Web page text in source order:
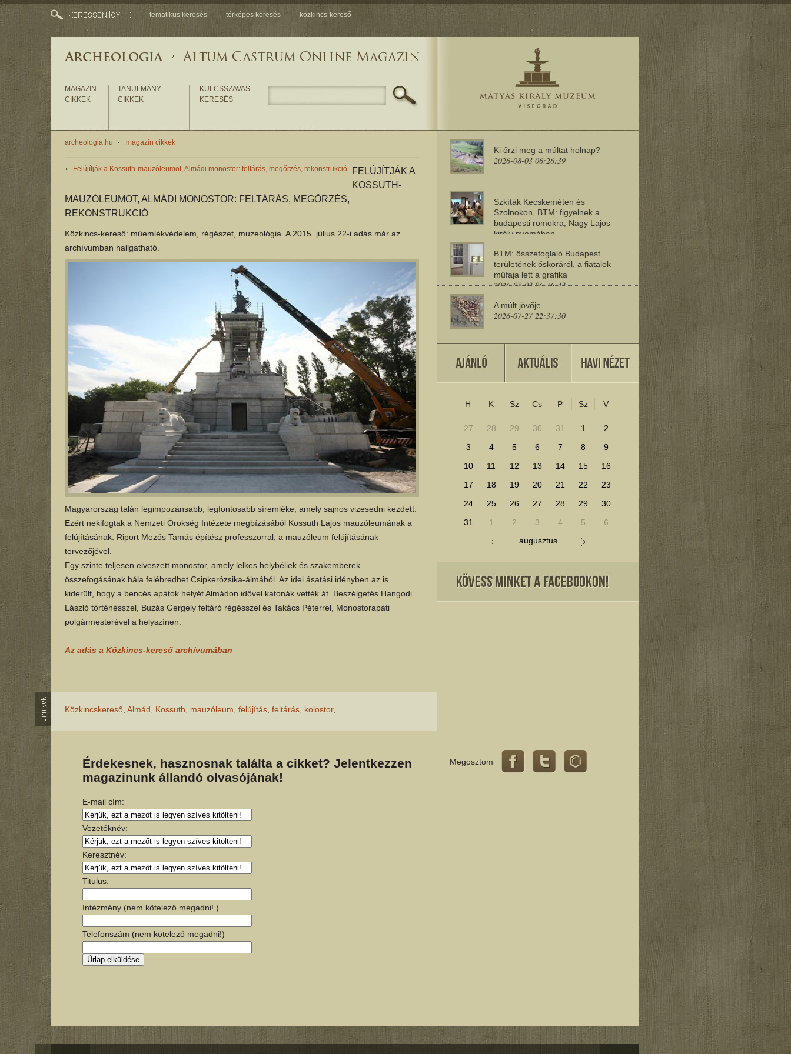
tematikus keresés térképes keresés közkincs-kereső
MAGAZIN
CIKKEK
TANULMÁNY
CIKKEK
KULCSSZAVAS
KERESÉS
archeologia.hu magazin cikkek
Felújítják a Kossuth-mauzóleumot, Almádi monostor: feltárás, megőrzés, rekonstrukció
FELÚJÍTJÁK A
KOSSUTH-
MAUZÓLEUMOT, ALMÁDI MONOSTOR: FELTÁRÁS, MEGŐRZÉS,
REKONSTRUKCIÓ
Közkincs-kereső: műemlékvédelem, régészet, muzeológia. A 2015. július 22-i adás már az
archívumban hallgatható.
Magyarország talán legimpozánsabb, legfontosabb síremléke, amely sajnos vizesedni kezdett.
Ezért nekifogtak a Nemzeti Örökség Intézete megbízásából Kossuth Lajos mauzóleumának a
felújításának. Riport Mezős Tamás építész professzorral, a mauzóleum felújításának
tervezőjével.
Egy szinte teljesen elveszett monostor, amely lelkes helybéliek és szakemberek
összefogásának hála felébredhet Csipkerózsika-álmából. Az idei ásatási idényben az is
kiderült, hogy a bencés apátok helyét Almádon idővel katonák vették át. Beszélgetés Hangodi
László történésszel, Buzás Gergely feltáró régésszel és Takács Péterrel, Monostorapáti
polgármesterével a helyszínen.
Az adás a Közkincs-kereső archívumában
Közkincskereső, Almád, Kossuth, mauzóleum, felújítás, feltárás, kolostor,
Érdekesnek, hasznosnak találta a cikket? Jelentkezzen
magazinunk állandó olvasójának!
E-mail cím:
Vezetéknév:
Keresztnév:
Titulus:
Intézmény (nem kötelező megadni! )
Telefonszám (nem kötelező megadni!)
Ki őrzi meg a múltat holnap?
2026-08-03 06:26:39
Szkíták Kecskeméten és
Szolnokon, BTM: figyelnek a
budapesti romokra, Nagy Lajos
király nyomában
BTM: összefoglaló Budapest
területének őskoráról, a fiatalok
műfaja lett a grafika
2026-08-03 06:16:43
A múlt jövője
2026-07-27 22:37:30
Miért szeresd a műemlékeket?
2026-07-25 11:30:41
További cikkek megjelenítéséhez kattints ide!
H K Sz Cs P Sz V
27 28 29 30 31 1
2
3
4 5 6 7 8
9
10
11 12 13 14 15
16
17
18 19 20 21 22
23
24
25 26 27 28 29
30
31
1 2 3 4 5
6
augusztus
Megosztom